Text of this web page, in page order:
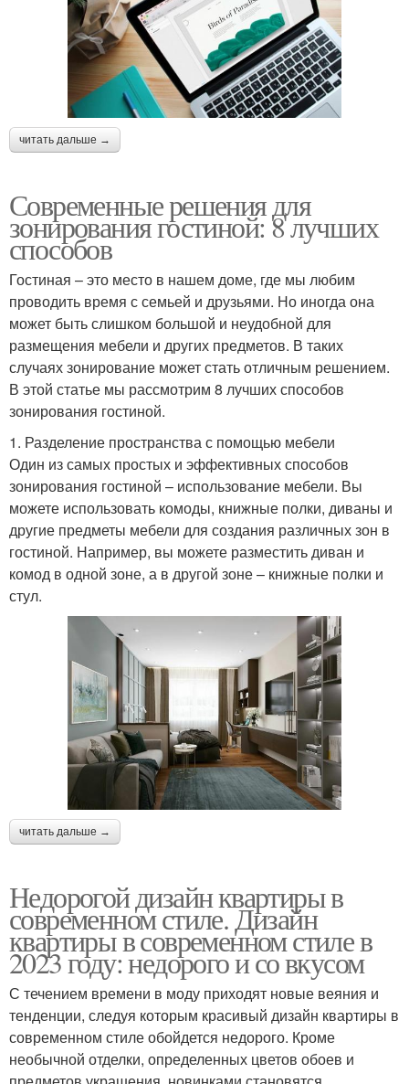
читать дальше →
Современные решения для
зонирования гостиной: 8 лучших
способов
Гостиная – это место в нашем доме, где мы любим
проводить время с семьей и друзьями. Но иногда она
может быть слишком большой и неудобной для
размещения мебели и других предметов. В таких
случаях зонирование может стать отличным решением.
В этой статье мы рассмотрим 8 лучших способов
зонирования гостиной.
1. Разделение пространства с помощью мебели
Один из самых простых и эффективных способов
зонирования гостиной – использование мебели. Вы
можете использовать комоды, книжные полки, диваны и
другие предметы мебели для создания различных зон в
гостиной. Например, вы можете разместить диван и
комод в одной зоне, а в другой зоне – книжные полки и
стул.
читать дальше →
Недорогой дизайн квартиры в
современном стиле. Дизайн
квартиры в современном стиле в
2023 году: недорого и со вкусом
С течением времени в моду приходят новые веяния и
тенденции, следуя которым красивый дизайн квартиры в
современном стиле обойдется недорого. Кроме
необычной отделки, определенных цветов обоев и